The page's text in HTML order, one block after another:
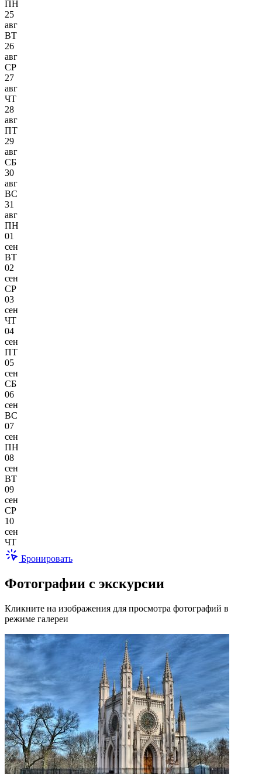
ПН
25
авг
ВТ
26
авг
СР
27
авг
ЧТ
28
авг
ПТ
29
авг
СБ
30
авг
ВС
31
авг
ПН
01
сен
ВТ
02
сен
СР
03
сен
ЧТ
04
сен
ПТ
05
сен
СБ
06
сен
ВС
07
сен
ПН
08
сен
ВТ
09
сен
СР
10
сен
ЧТ
Бронировать
Фотографии с экскурсии
Кликните на изображения для просмотра фотографий в
режиме галереи